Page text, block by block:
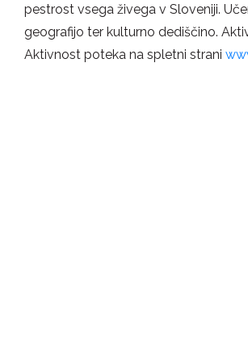
pestrost vsega živega v Sloveniji.
geografijo ter kulturno dediščino.
Aktivnost poteka na spletni strani